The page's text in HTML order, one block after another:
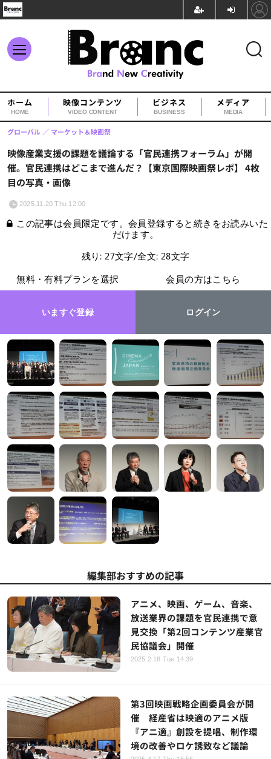
ホーム
HOME
映像コンテンツ
VIDEO CONTENT
ビジネス
BUSINESS
メディア
MEDIA
映像産業支援の課題を議論する「官民連携フォーラム」が開
催。官民連携はどこまで進んだ？【東京国際映画祭レポ】 4枚
目の写真・画像
グローバル マーケット＆映画祭
2025.11.20 Thu 12:00
この記事は会員限定です。会員登録すると続きをお読みいた
だけます。
残り: 27文字/全文: 28文字
無料・有料プランを選択
いますぐ登録
会員の方はこちら
ログイン
編集部おすすめの記事
アニメ、映画、ゲーム、音楽、
放送業界の課題を官民連携で意
見交換「第2回コンテンツ産業官
民協議会」開催
2025.2.18 Tue 14:39
第3回映画戦略企画委員会が開
催 経産省は映適のアニメ版
『アニ適』創設を提唱、制作環
境の改善やロケ誘致など議論